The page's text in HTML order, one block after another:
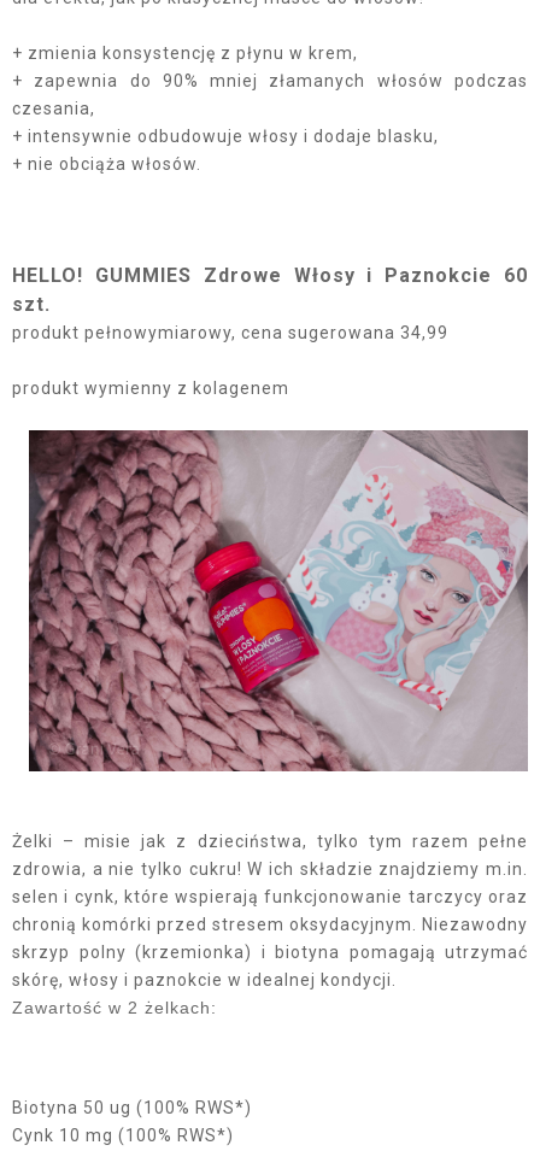
+ zmienia konsystencję z płynu w krem,
+ zapewnia do 90% mniej złamanych włosów podczas
czesania,
+ intensywnie odbudowuje włosy i dodaje blasku,
+ nie obciąża włosów.
HELLO! GUMMIES Zdrowe Włosy i Paznokcie 60
szt.
produkt pełnowymiarowy, cena sugerowana 34,99
produkt wymienny z kolagenem
Żelki – misie jak z dzieciństwa, tylko tym razem pełne
zdrowia, a nie tylko cukru! W ich składzie znajdziemy m.in.
selen i cynk, które wspierają funkcjonowanie tarczycy oraz
chronią komórki przed stresem oksydacyjnym. Niezawodny
skrzyp polny (krzemionka) i biotyna pomagają utrzymać
skórę, włosy i paznokcie w idealnej kondycji.
Zawartość w 2 żelkach:
Biotyna 50 ug (100% RWS*)
Cynk 10 mg (100% RWS*)